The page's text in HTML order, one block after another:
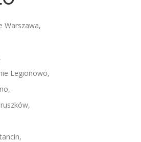
Warszawa,
Legionowo,